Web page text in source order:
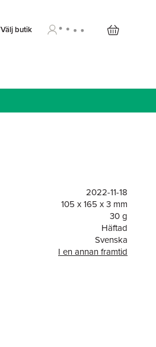
Välj butik
2022-11-18
105 x 165 x 3 mm
30 g
Häftad
Svenska
I en annan framtid